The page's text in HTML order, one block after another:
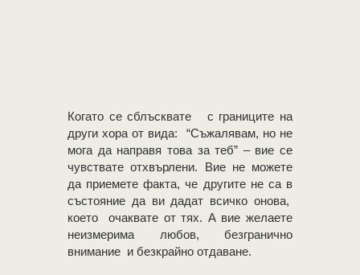
Когато се сблъсквате с границите на
други хора от вида: “Съжалявам, но не
мога да направя това за теб” – вие се
чувствате отхвърлени. Вие не можете
да приемете факта, че другите не са в
състояние да ви дадат всичко онова,
което очаквате от тях. А вие желаете
неизмерима любов, безгранично
внимание и безкрайно отдаване.